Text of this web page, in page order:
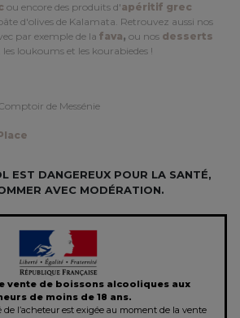
ou encore des produits d'apéritif grec
d'olives de Kalamata. Retrouvez aussi nos
par exemple de la fava, ou nos desserts
loukoums et les kourabiedes !
de Messénie
EST DANGEREUX POUR LA SANTÉ,
AVEC MODÉRATION.
vente de boissons alcooliques aux
de moins de 18 ans.
de l’acheteur est exigée au moment de la vente